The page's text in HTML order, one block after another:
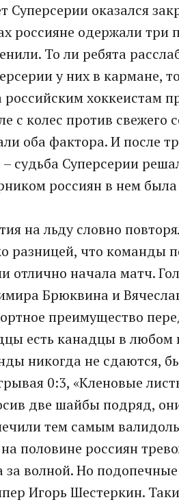
Суперсерии оказался
россияне одержали три
То ли ребята
у них в кармане,
российским хоккеистам
с колес против свежего
оба фактора. И после
– судьба Суперсерии
россиян в нем
на льду словно
разницей, что команды
отлично начала матч.
Брюквина и
преимущество
есть канадцы в любом
никогда не сдаются,
0:3, «Кленовые
две шайбы подряд,
тем самым
половине россиян
за волной. Но
Игорь Шестеркин.